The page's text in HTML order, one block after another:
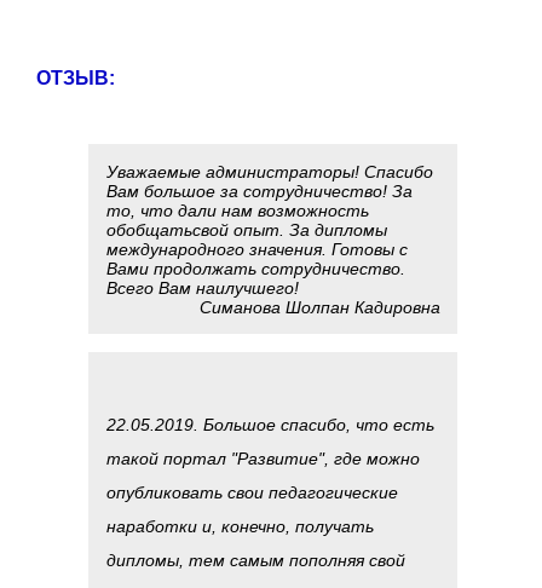
ОТЗЫВ:
Уважаемые администраторы! Спасибо
Вам большое за сотрудничество! За
то, что дали нам возможность
обобщатьсвой опыт. За дипломы
международного значения. Готовы с
Вами продолжать сотрудничество.
Всего Вам наилучшего!
Симанова Шолпан Кадировна
22.05.2019. Большое спасибо, что есть
такой портал "Развитие", где можно
опубликовать свои педагогические
наработки и, конечно, получать
дипломы, тем самым пополняя свой